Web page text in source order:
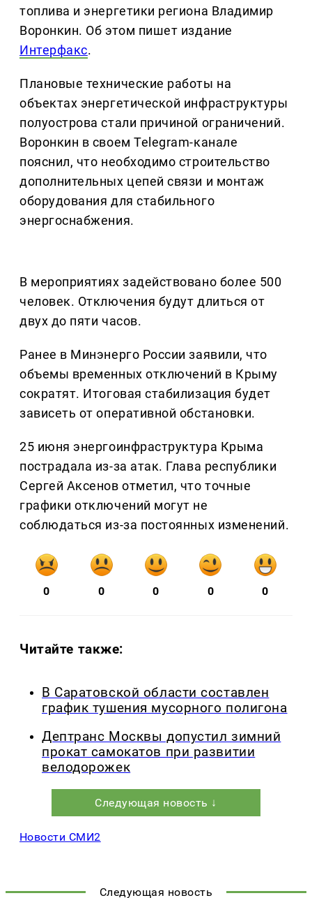
топлива и энергетики региона Владимир
Воронкин. Об этом пишет издание
Интерфакс.
Плановые технические работы на
объектах энергетической инфраструктуры
полуострова стали причиной ограничений.
Воронкин в своем Telegram-канале
пояснил, что необходимо строительство
дополнительных цепей связи и монтаж
оборудования для стабильного
энергоснабжения.
В мероприятиях задействовано более 500
человек. Отключения будут длиться от
двух до пяти часов.
Ранее в Минэнерго России заявили, что
объемы временных отключений в Крыму
сократят. Итоговая стабилизация будет
зависеть от оперативной обстановки.
25 июня энергоинфраструктура Крыма
пострадала из-за атак. Глава республики
Сергей Аксенов отметил, что точные
графики отключений могут не
соблюдаться из-за постоянных изменений.
0 0 0 0 0
Читайте также:
В Саратовской области составлен
график тушения мусорного полигона
Дептранс Москвы допустил зимний
прокат самокатов при развитии
велодорожек
Следующая новость ↓
Новости СМИ2
Следующая новость